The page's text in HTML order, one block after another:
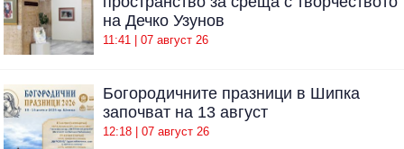
на Дечко Узунов
11:41 | 07 август 26
Богородичните празници в Шипка
започват на 13 август
12:18 | 07 август 26